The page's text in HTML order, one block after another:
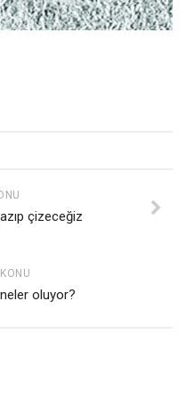
çizeceğiz
oluyor?